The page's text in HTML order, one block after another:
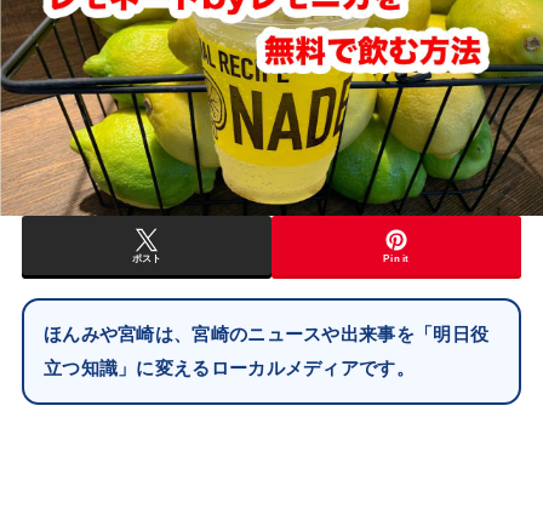
ポスト Pin it
ほんみや宮崎は、宮崎のニュースや出来事を「明日役
立つ知識」に変えるローカルメディアです。